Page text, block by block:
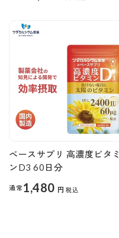
ベースサプリ 高濃度ビタミ
ンD3 60日分
通常 1,480 円 税込